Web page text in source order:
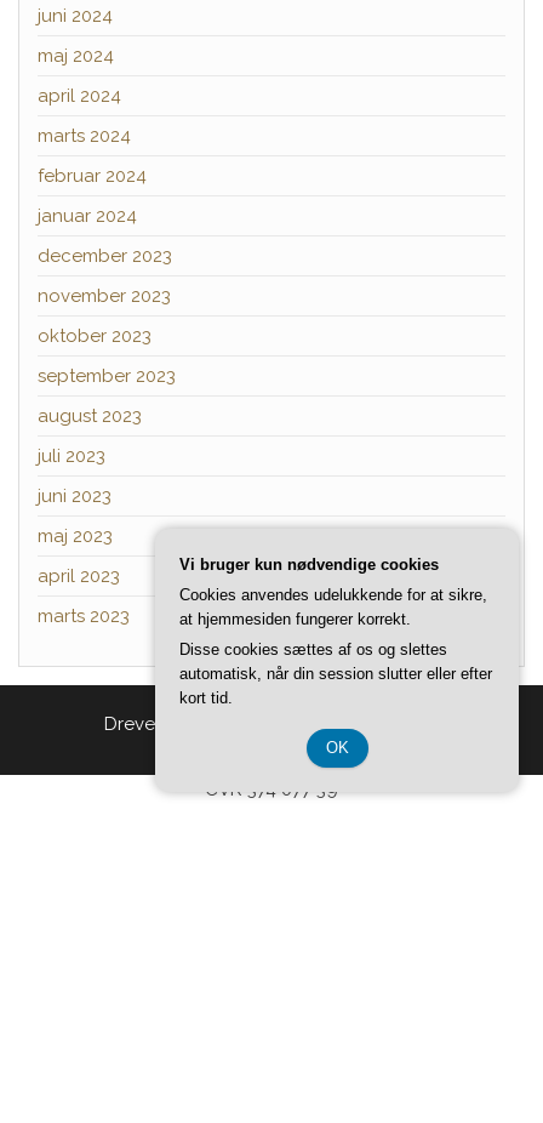
juni 2024
maj 2024
april 2024
marts 2024
februar 2024
januar 2024
december 2023
november 2023
oktober 2023
september 2023
august 2023
juli 2023
juni 2023
maj 2023
april 2023
marts 2023
Drevet af Tema:Head Blog
CVR 374 077 39
Vi bruger kun nødvendige cookies
Cookies anvendes udelukkende for at sikre,
at hjemmesiden fungerer korrekt.
Disse cookies sættes af os og slettes
automatisk, når din session slutter eller efter
kort tid.
OK